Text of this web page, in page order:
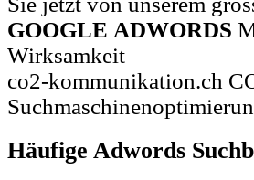
GOOGLE ADWORDS
Wirksamkeit
co2-kommunikation.ch
Häufige Adwords